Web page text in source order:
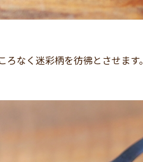
なく迷彩柄を彷彿とさせます。